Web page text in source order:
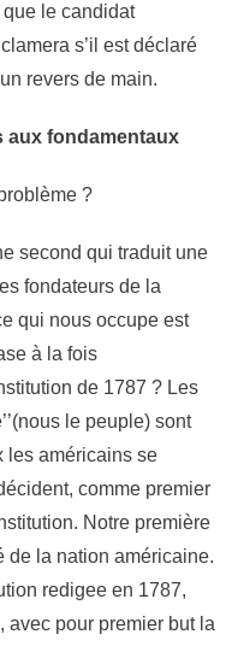
que le candidat
s’il est déclaré
revers de main.
aux fondamentaux
?
second qui traduit une
fondateurs de la
qui nous occupe est
à la fois
de 1787 ? Les
le peuple) sont
les américains se
comme premier
Notre première
de la nation américaine.
redigee en 1787,
avec pour premier but la